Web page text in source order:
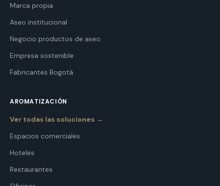
Marca propia
Aseo institucional
Negocio productos de aseo
Empresa sostenible
Fabricantes Bogotá
AROMATIZACIÓN
Ver todas las soluciones →
Espacios comerciales
Hoteles
Restaurantes